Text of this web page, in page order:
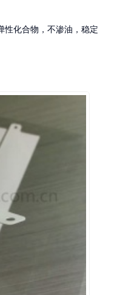
性化合物，不渗油，稳定